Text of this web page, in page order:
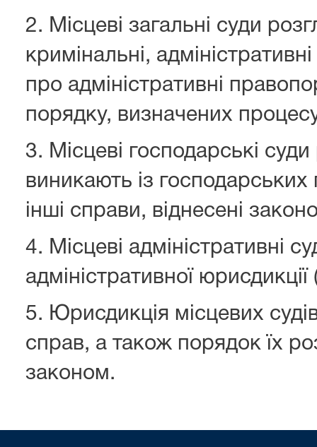
2. Місцеві загальні суди
кримінальні,
про адміністративні
порядку, визначених
3. Місцеві господарські
виникають із
інші справи, віднесені
4. Місцеві адміністративні
адміністративної
5. Юрисдикція місцевих
справ, а також порядок їх
законом.